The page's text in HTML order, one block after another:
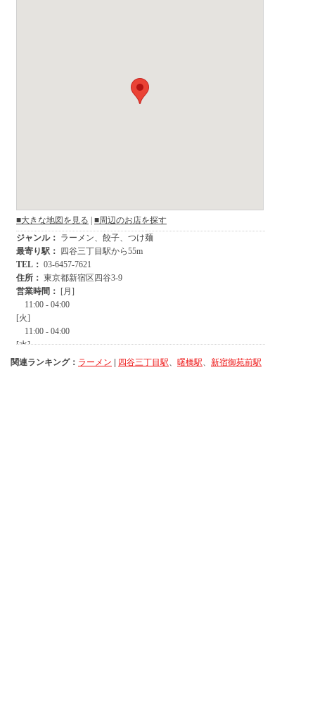
関連ランキング： ラーメン | 四谷三丁目駅 曙橋駅 新宿御苑前駅